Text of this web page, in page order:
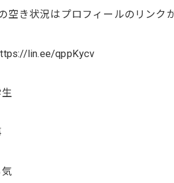
空き状況はプロフィールのリンク
lin.ee/qppKycv